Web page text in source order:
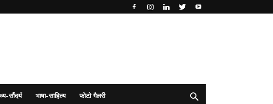
सौंदर्य भाषा-साहित्य फोटो गैलरी